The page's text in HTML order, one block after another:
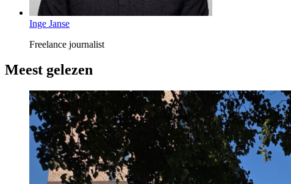
Inge Janse
Freelance journalist
Meest gelezen